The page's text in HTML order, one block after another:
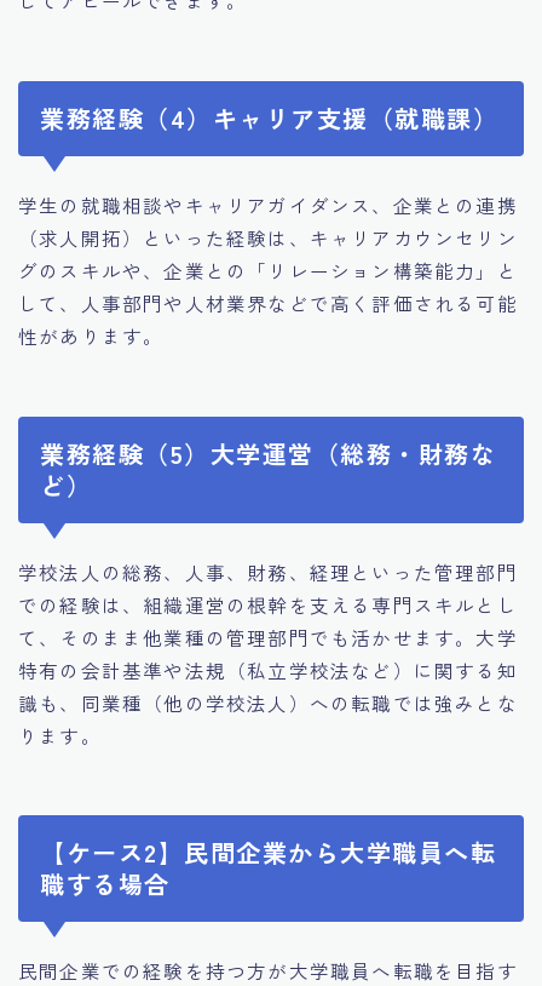
業務経験（4）キャリア支援（就職課）
学生の就職相談やキャリアガイダンス、企業との連携
（求人開拓）といった経験は、キャリアカウンセリン
グのスキルや、企業との「リレーション構築能力」と
して、人事部門や人材業界などで高く評価される可能
性があります。
業務経験（5）大学運営（総務・財務な
ど）
学校法人の総務、人事、財務、経理といった管理部門
での経験は、組織運営の根幹を支える専門スキルとし
て、そのまま他業種の管理部門でも活かせます。大学
特有の会計基準や法規（私立学校法など）に関する知
識も、同業種（他の学校法人）への転職では強みとな
ります。
【ケース2】民間企業から大学職員へ転
職する場合
民間企業での経験を持つ方が大学職員へ転職を目指す